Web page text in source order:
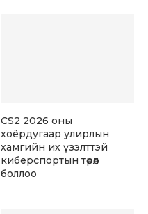
CS2 2026 оны
хоёрдугаар улирлын
хамгийн их үзэлттэй
киберспортын төрөл
боллоо